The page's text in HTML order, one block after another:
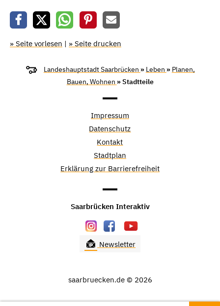
» Seite vorlesen | » Seite drucken
Landeshauptstadt Saarbrücken » Leben » Planen,
Bauen, Wohnen » Stadtteile
Impressum
Datenschutz
Kontakt
Stadtplan
Erklärung zur Barrierefreiheit
Saarbrücken Interaktiv
Newsletter
saarbruecken.de © 2026